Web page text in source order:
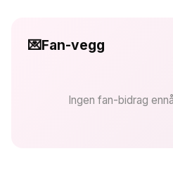
💌Fan-vegg
Ingen fan-bidrag